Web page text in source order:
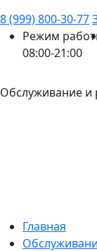
8 (999) 800-30-77
Режим
08:00-21:00
Обслуживание и
Главная